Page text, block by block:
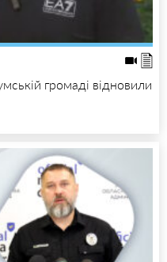
громаді відновили